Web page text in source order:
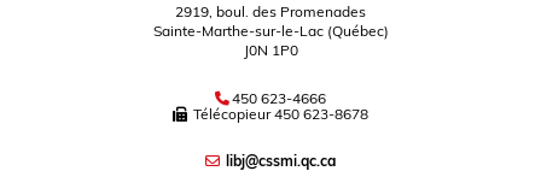
2919, boul. des Promenades
Sainte-Marthe-sur-le-Lac (Québec)
J0N 1P0
450 623-4666
Télécopieur450 623-8678
libj@cssmi.qc.ca